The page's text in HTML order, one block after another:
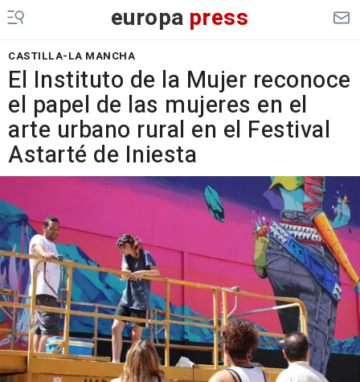
europa press
CASTILLA-LA MANCHA
El Instituto de la Mujer reconoce
el papel de las mujeres en el
arte urbano rural en el Festival
Astarté de Iniesta